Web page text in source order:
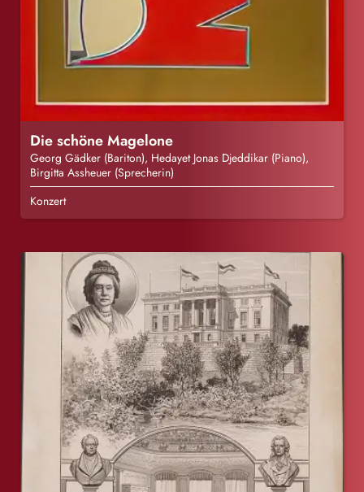
Die schöne Magelone
Georg Gädker (Bariton), Hedayet Jonas Djeddikar (Piano),
Birgitta Assheuer (Sprecherin)
Konzert